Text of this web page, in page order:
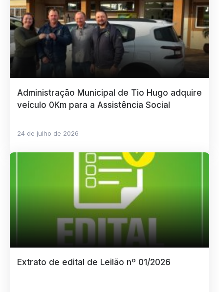
Administração Municipal de Tio Hugo adquire
veículo 0Km para a Assistência Social
24 de julho de 2026
Extrato de edital de Leilão nº 01/2026